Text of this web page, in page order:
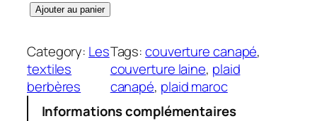
q
a
n
t
i
Ajouter au panier
Category: Les
textiles
berbères
Tags:couverture canapé
couverture laine, plaid
canapé, plaid maroc
Informations complémentaires